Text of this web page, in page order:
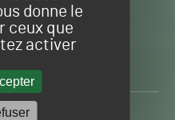
donne le
ceux que
activer
autour du